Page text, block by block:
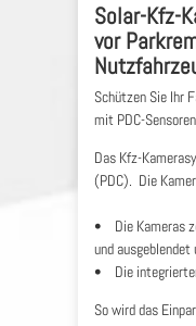
Solar-Kfz-
vor
Schützen Sie Ihr
mit PDC-
Das Kfz-
(PDC). Die
• Die Kameras
und ausgeblendet
• Die integrierten
So wird das